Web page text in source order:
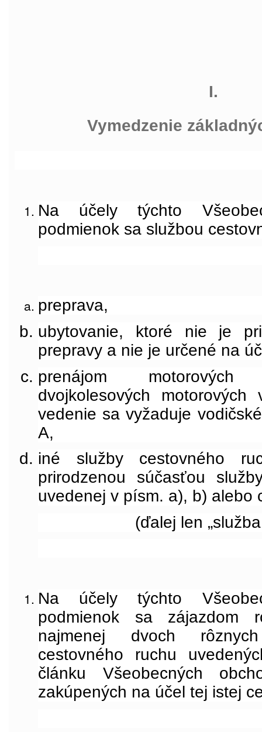
I.
Vymedzenie
Na účely týchto
podmienok sa službou
preprava,
ubytovanie, ktoré nie je
prepravy a nie je určené na
prenájom
dvojkolesových
vedenie sa vyžaduje
A,
iné služby cestovného
prirodzenou súčasťou
uvedenej v písm. a), b) alebo
(ďalej len
Na účely týchto
podmienok sa zájazdom
najmenej dvoch
cestovného ruchu
článku Všeobecných
zakúpených na účel tej istej